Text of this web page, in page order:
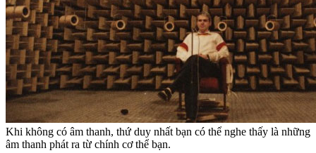
Khi không có âm thanh, thứ duy nhất bạn có thể nghe thấy là những
âm thanh phát ra từ chính cơ thể bạn.